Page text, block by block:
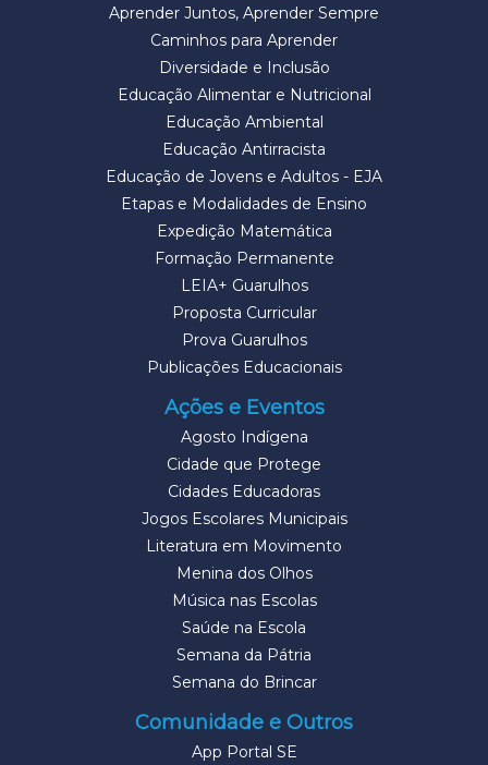
Aprender Juntos, Aprender Sempre
Caminhos para Aprender
Diversidade e Inclusão
Educação Alimentar e Nutricional
Educação Ambiental
Educação Antirracista
Educação de Jovens e Adultos - EJA
Etapas e Modalidades de Ensino
Expedição Matemática
Formação Permanente
LEIA+ Guarulhos
Proposta Curricular
Prova Guarulhos
Publicações Educacionais
Ações e Eventos
Agosto Indígena
Cidade que Protege
Cidades Educadoras
Jogos Escolares Municipais
Literatura em Movimento
Menina dos Olhos
Música nas Escolas
Saúde na Escola
Semana da Pátria
Semana do Brincar
Comunidade e Outros
App Portal SE